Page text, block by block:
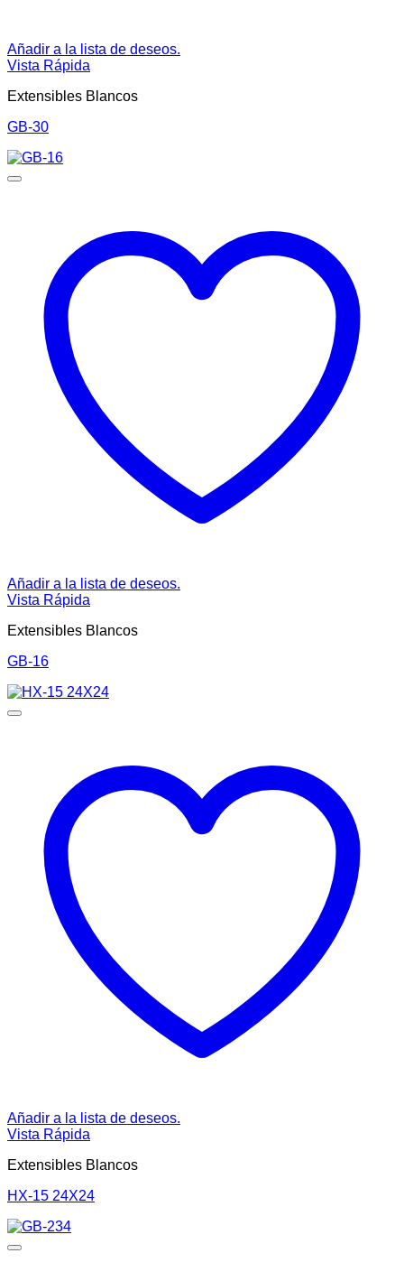
Añadir a la lista de deseos.
Vista Rápida
Extensibles Blancos
GB-30
Añadir a la lista de deseos.
Vista Rápida
Extensibles Blancos
GB-16
Añadir a la lista de deseos.
Vista Rápida
Extensibles Blancos
HX-15 24X24